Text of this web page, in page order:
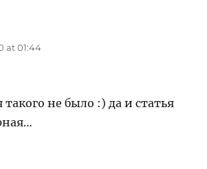
at 01:44
не было :) да и статья